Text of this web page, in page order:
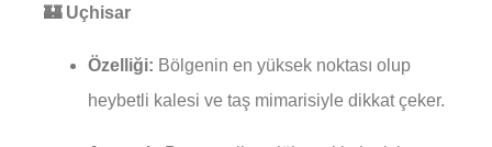
🏰 Uçhisar
Özelliği: Bölgenin en yüksek noktası olup
heybetli kalesi ve taş mimarisiyle dikkat çeker.